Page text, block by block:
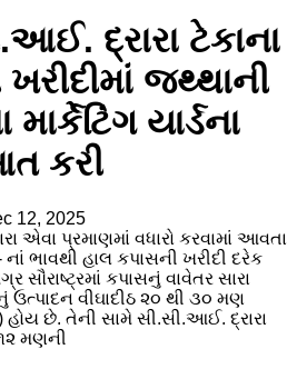
દ્રારા ટેકાના
જથ્થાની
માર્કેટિંગ યાર્ડના
કરી
12, 2025
એવા પ્રમાણમાં વધારો કરવામાં આવતા
નાં ભાવથી હાલ કપાસની ખરીદી દરેક
સૌરાષ્ટ્રમાં કપાસનું વાવેતર સારા
વીઘાદીઠ ૨૦ થી ૩૦ મણ
હોય છે. તેની સામે સી.સી.આઈ. દ્રારા
મણની